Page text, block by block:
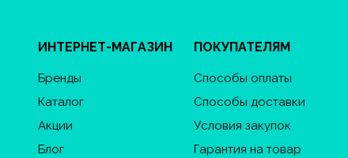
ИНТЕРНЕТ-МАГАЗИН
Бренды
Каталог
Акции
Блог
ПОКУПАТЕЛЯМ
Способы оплаты
Способы доставки
Условия закупок
Гарантия на товар